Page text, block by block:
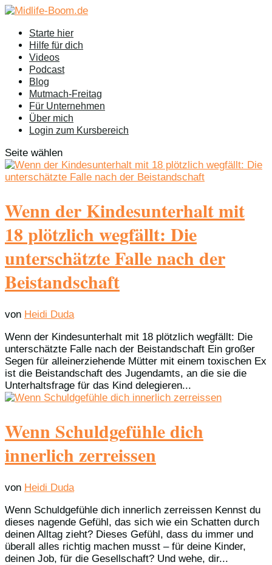
Starte hier
Hilfe für dich
Videos
Podcast
Blog
Mutmach-Freitag
Für Unternehmen
Über mich
Login zum Kursbereich
Seite wählen
Wenn der Kindesunterhalt mit
18 plötzlich wegfällt: Die
unterschätzte Falle nach der
Beistandschaft
von Heidi Duda
Wenn der Kindesunterhalt mit 18 plötzlich wegfällt: Die
unterschätzte Falle nach der Beistandschaft Ein großer
Segen für alleinerziehende Mütter mit einem toxischen Ex
ist die Beistandschaft des Jugendamts, an die sie die
Unterhaltsfrage für das Kind delegieren...
Wenn Schuldgefühle dich
innerlich zerreissen
von Heidi Duda
Wenn Schuldgefühle dich innerlich zerreissen Kennst du
dieses nagende Gefühl, das sich wie ein Schatten durch
deinen Alltag zieht? Dieses Gefühl, dass du immer und
überall alles richtig machen musst – für deine Kinder,
deinen Job, für die Gesellschaft? Und wehe, dir...